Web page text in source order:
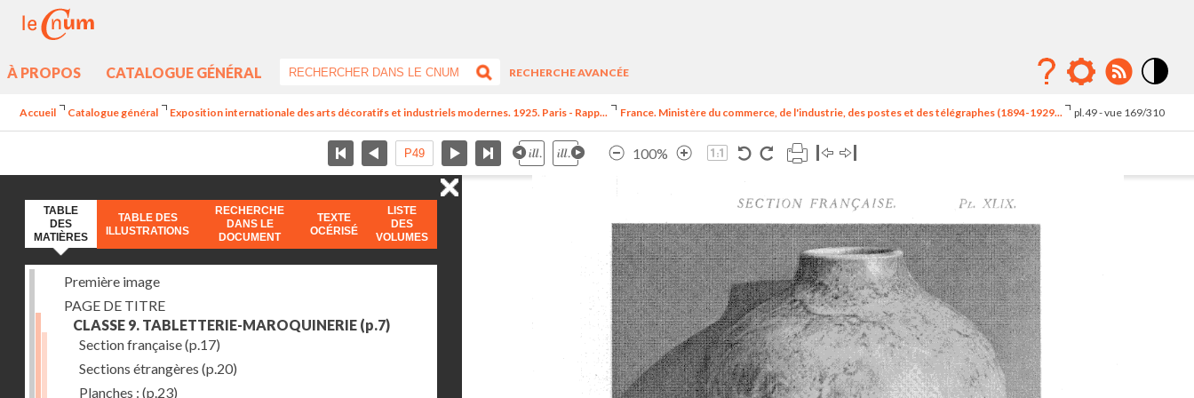
À PROPOS CATALOGUE GÉNÉRAL
RECHERCHE AVANCÉE
élévé
Accueil Catalogue général Exposition internationale des arts décoratifs et industriels modernes. 1925. Paris - Rapp... France. Ministère du commerce, de l'industrie, des postes et des télégraphes (1894-1929... pl.49 - vue 169/310
100%
TABLE
DES
MATIÈRES
TABLE DES
ILLUSTRATIONS
RECHERCHE
DANS LE
DOCUMENT
TEXTE
OCÉRISÉ
LISTE
DES
VOLUMES
Première image
PAGE DE TITRE
CLASSE 9. TABLETTERIE-MAROQUINERIE (p.7)
Section française(p.17)
Sections étrangères (p.20)
Planches : (p.23)